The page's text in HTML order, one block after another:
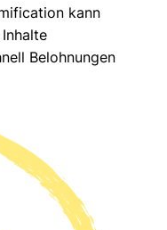
kann
Belohnungen